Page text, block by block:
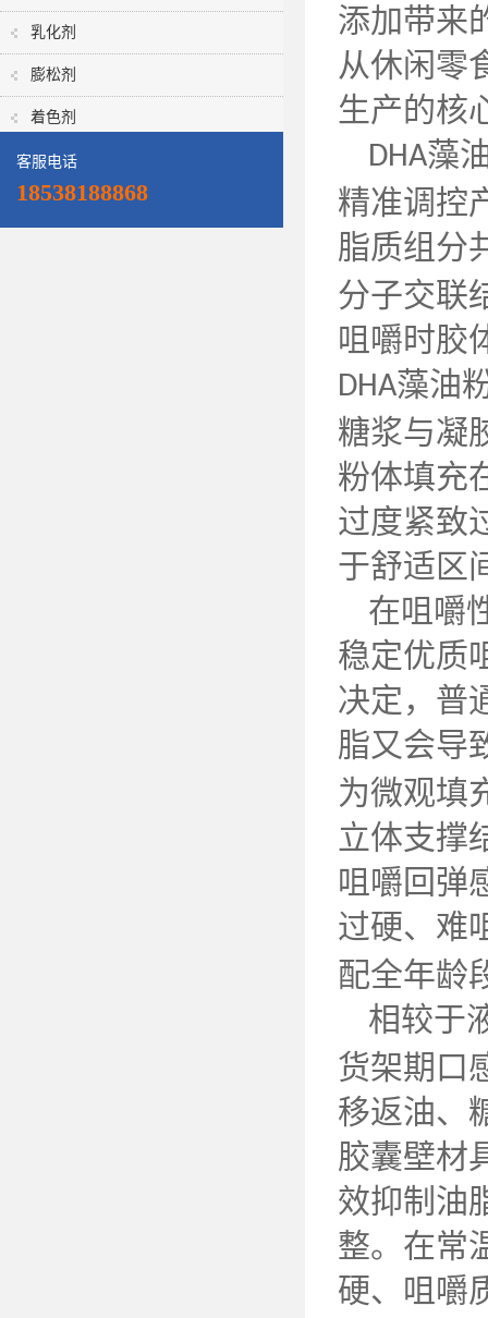
乳化剂
膨松剂
着色剂
客服电话
18538188868
添加带来
从休闲零
生产的核
DHA藻
精准调控
脂质组分
分子交联
咀嚼时胶
DHA藻油
糖浆与凝
粉体填充
过度紧致
于舒适区
在咀嚼
稳定优质
决定，普
脂又会导
为微观填
立体支撑
咀嚼回弹
过硬、难
配全年龄
相较于
货架期口
移返油、
胶囊壁材
效抑制油
整。在常
硬、咀嚼